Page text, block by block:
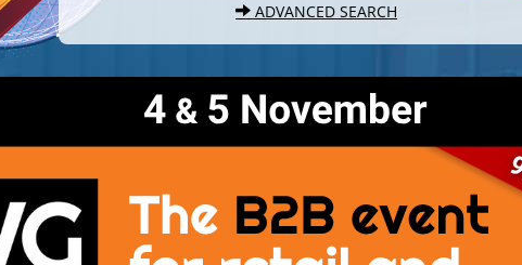
ADVANCED SEARCH